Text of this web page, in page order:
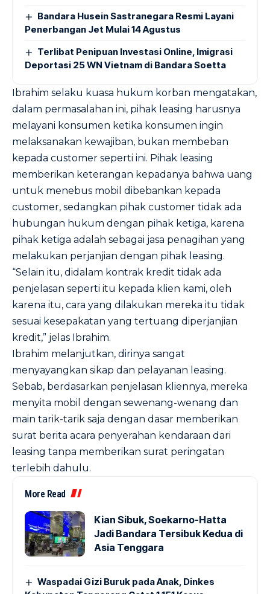
Bandara Husein Sastranegara Resmi Layani
Penerbangan Jet Mulai 14 Agustus
Terlibat Penipuan Investasi Online, Imigrasi
Deportasi 25 WN Vietnam di Bandara Soetta
Ibrahim selaku kuasa hukum korban mengatakan,
dalam permasalahan ini, pihak leasing harusnya
melayani konsumen ketika konsumen ingin
melaksanakan kewajiban, bukan membeban
kepada customer seperti ini. Pihak leasing
memberikan keterangan kepadanya bahwa uang
untuk menebus mobil dibebankan kepada
customer, sedangkan pihak customer tidak ada
hubungan hukum dengan pihak ketiga, karena
pihak ketiga adalah sebagai jasa penagihan yang
melakukan perjanjian dengan pihak leasing.
“Selain itu, didalam kontrak kredit tidak ada
penjelasan seperti itu kepada klien kami, oleh
karena itu, cara yang dilakukan mereka itu tidak
sesuai kesepakatan yang tertuang diperjanjian
kredit,” jelas Ibrahim.
Ibrahim melanjutkan, dirinya sangat
menyayangkan sikap dan pelayanan leasing.
Sebab, berdasarkan penjelasan kliennya, mereka
menyita mobil dengan sewenang-wenang dan
main tarik-tarik saja dengan dasar memberikan
surat berita acara penyerahan kendaraan dari
leasing tanpa memberikan surat peringatan
terlebih dahulu.
More Read
Kian Sibuk, Soekarno-Hatta
Jadi Bandara Tersibuk Kedua di
Asia Tenggara
Waspadai Gizi Buruk pada Anak, Dinkes